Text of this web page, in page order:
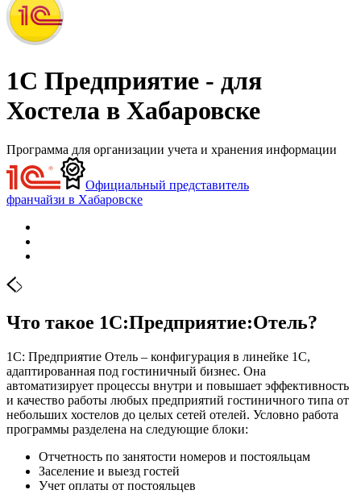
1С Предприятие - для
Хостела в Хабаровске
Программа для организации учета и хранения информации
Официальный представитель
франчайзи в Хабаровске
Что такое 1С:Предприятие:Отель?
1С: Предприятие Отель – конфигурация в линейке 1С,
адаптированная под гостиничный бизнес. Она
автоматизирует процессы внутри и повышает эффективность
и качество работы любых предприятий гостиничного типа от
небольших хостелов до целых сетей отелей. Условно работа
программы разделена на следующие блоки:
Отчетность по занятости номеров и постояльцам
Заселение и выезд гостей
Учет оплаты от постояльцев